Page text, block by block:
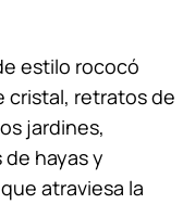
estilo rococó
cristal, retratos de
jardines,
hayas y
atraviesa la